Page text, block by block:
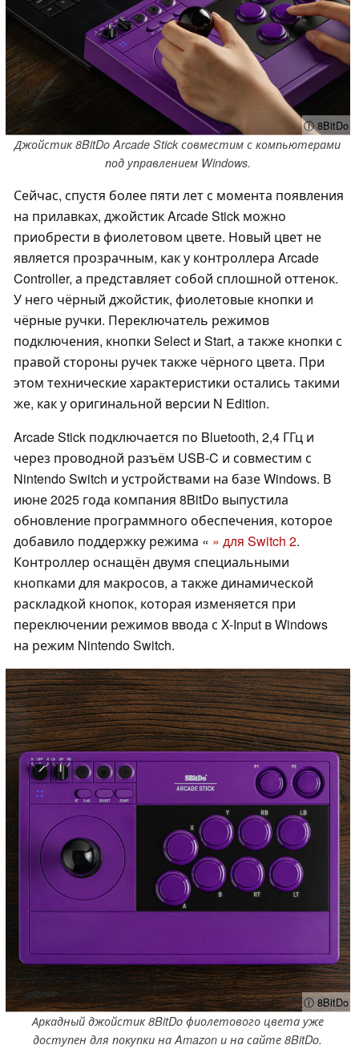
ⓘ 8BitDo
Джойстик 8BitDo Arcade Stick совместим с компьютерами
под управлением Windows.
Сейчас, спустя более пяти лет с момента появления
на прилавках, джойстик Arcade Stick можно
приобрести в фиолетовом цвете. Новый цвет не
является прозрачным, как у контроллера Arcade
Controller, а представляет собой сплошной оттенок.
У него чёрный джойстик, фиолетовые кнопки и
чёрные ручки. Переключатель режимов
подключения, кнопки Select и Start, а также кнопки с
правой стороны ручек также чёрного цвета. При
этом технические характеристики остались такими
же, как у оригинальной версии N Edition.
Arcade Stick подключается по Bluetooth, 2,4 ГГц и
через проводной разъём USB-C и совместим с
Nintendo Switch и устройствами на базе Windows. В
июне 2025 года компания 8BitDo выпустила
обновление программного обеспечения, которое
добавило поддержку режима « » для Switch 2.
Контроллер оснащён двумя специальными
кнопками для макросов, а также динамической
раскладкой кнопок, которая изменяется при
переключении режимов ввода с X-Input в Windows
на режим Nintendo Switch.
ⓘ 8BitDo
Аркадный джойстик 8BitDo фиолетового цвета уже
доступен для покупки на Amazon и на сайте 8BitDo.